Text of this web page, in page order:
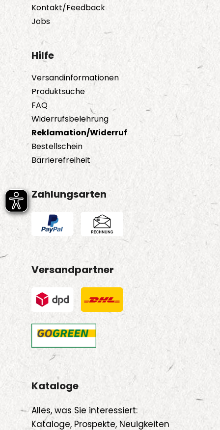
Kontakt/Feedback
Jobs
Hilfe
Versandinformationen
Produktsuche
FAQ
Widerrufsbelehrung
Reklamation/Widerruf
Bestellschein
Barrierefreiheit
Zahlungsarten
Versandpartner
Kataloge
Alles, was Sie interessiert:
Kataloge, Prospekte, Neuigkeiten